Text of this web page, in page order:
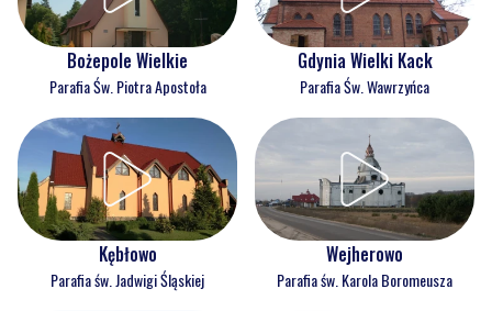
Bożepole Wielkie
Parafia Św. Piotra Apostoła
Gdynia Wielki Kack
Parafia Św. Wawrzyńca
Kębłowo
Parafia św. Jadwigi Śląskiej
Wejherowo
Parafia św. Karola Boromeusza